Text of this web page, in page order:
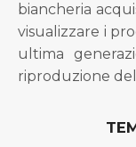
biancheria
visualizzare i
ultima
riproduzione